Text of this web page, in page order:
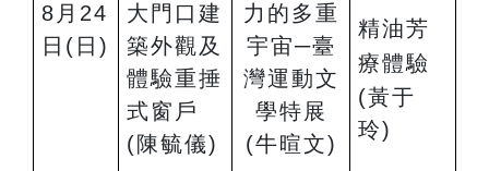
8 月24
日(日)
大門口建
築外觀及
體驗重捶
式窗戶
(陳毓儀)
力的多重
宇宙─臺
灣運動文
學特展
(牛暄文)
精油芳
療體驗
(黃于
玲)